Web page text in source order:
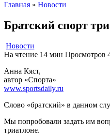
Главная » Новости
Братский спорт
Новости
На чтение 14 мин Просмотров
Анна Кяст,
автор «Спорта»
www.sportsdaily.ru
Слово «братский» в данном
Мы попробовали задать им
триатлоне.